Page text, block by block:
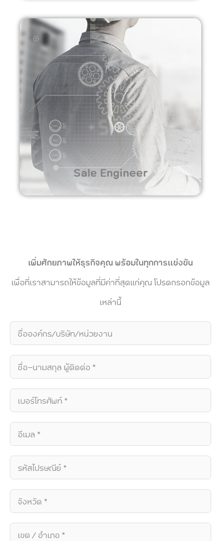
Sale Engineer
เพิ่มศักยภาพให้ธุรกิจคุณ พร้อมในทุกการแข่งขัน
เพื่อที่เราสามารถให้ข้อมูลที่มีค่าที่สุดแก่คุณ โปรดกรอกข้อมูล
เหล่านี้